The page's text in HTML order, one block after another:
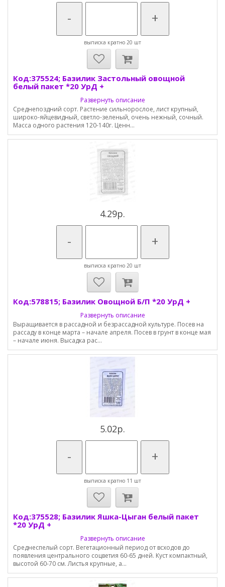
- +
выписка кратно 20 шт
Код:375524; Базилик Застольный овощной
белый пакет *20 УрД +
Развернуть описание
Среднепоздний сорт. Растение сильнорослое, лист крупный,
широко-яйцевидный, светло-зеленый, очень нежный, сочный.
Масса одного растения 120-140г. Ценн...
4.29р.
- +
выписка кратно 20 шт
Код:578815; Базилик Овощной Б/П *20 УрД +
Развернуть описание
Выращивается в рассадной и безрассадной культуре. Посев на
рассаду в конце марта – начале апреля. Посев в грунт в конце мая
– начале июня. Высадка рас...
5.02р.
- +
выписка кратно 11 шт
Код:375528; Базилик Яшка-Цыган белый пакет
*20 УрД +
Развернуть описание
Среднеспелый сорт. Вегетационный период от всходов до
появления центрального соцветия 60-65 дней. Куст компактный,
высотой 60-70 см. Листья крупные, а...